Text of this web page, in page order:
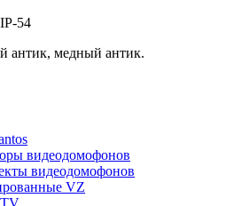
54
антик, медный антик.
видеодомофонов
видеодомофонов
VZ